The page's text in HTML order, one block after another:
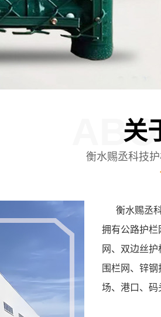
关
衡水赐丞科技护
衡水赐丞科
拥有公路护栏
网、双边丝
围栏网、锌
场、港口、码